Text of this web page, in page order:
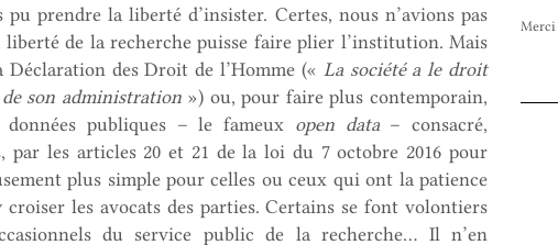
prendre la liberté d’insister. Certes, nous n’avions pas
de la recherche puisse faire plier l’institution. Mais
des Droit de l’Homme (« La société a le droit
son administration») ou, pour faire plus contemporain,
publiques – le fameux open data– consacré,
par les articles 20 et 21 de la loi du 7 octobre 2016 pour
plus simple pour celles ou ceux qui ont la patience
croiser les avocats des parties. Certains se font volontiers
du service public de la recherche… Il n’en
Merci